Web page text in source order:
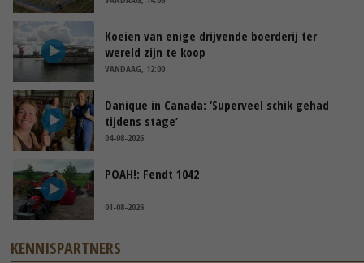
Koeien van enige drijvende boerderij ter
wereld zijn te koop
VANDAAG, 12:00
Danique in Canada: ‘Superveel schik gehad
tijdens stage’
04-08-2026
POAH!: Fendt 1042
01-08-2026
KENNISPARTNERS